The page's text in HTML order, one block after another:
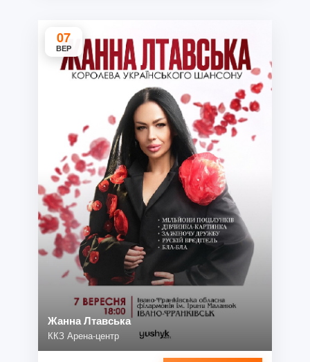
07
ВЕР
Жанна Лтавська
ККЗ Арена-центр